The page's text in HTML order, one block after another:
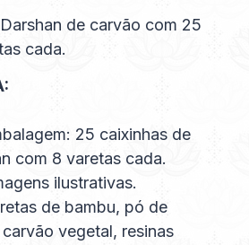
de carvão com 25
cada.
25 caixinhas de
com 8 varetas cada.
ilustrativas.
de bambu, pó de
vegetal, resinas